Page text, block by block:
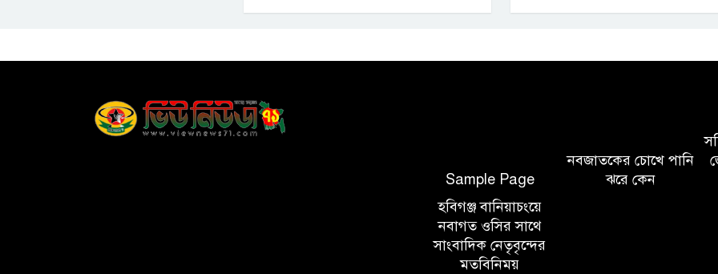
Sample Page
নবজাতকের চোখে পানি
ঝরে কেন
হবিগঞ্জ বানিয়াচংয়ে
নবাগত ওসির সাথে
সাংবাদিক নেতৃবৃন্দের
মতবিনিময়